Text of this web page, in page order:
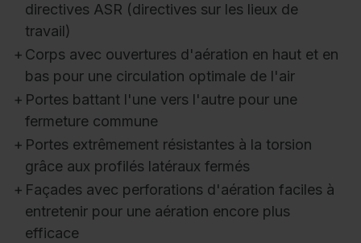
directives ASR (directives sur les lieux de
travail)
+ Corps avec ouvertures d'aération en haut et en
bas pour une circulation optimale de l'air
+ Portes battant l'une vers l'autre pour une
fermeture commune
+ Portes extrêmement résistantes à la torsion
grâce aux profilés latéraux fermés
+ Façades avec perforations d'aération faciles à
entretenir pour une aération encore plus
efficace